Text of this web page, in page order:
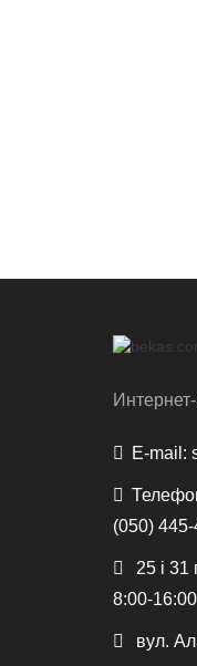
E-mail:
(050)
25 і 31
8:00-16:00
вул.